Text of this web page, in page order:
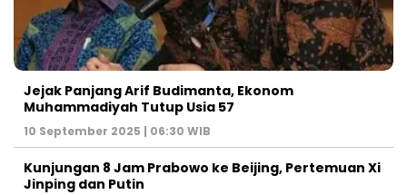
Jejak Panjang Arif Budimanta, Ekonom
Muhammadiyah Tutup Usia 57
10 September 2025 | 06:30 WIB
Kunjungan 8 Jam Prabowo ke Beijing, Pertemuan Xi
Jinping dan Putin